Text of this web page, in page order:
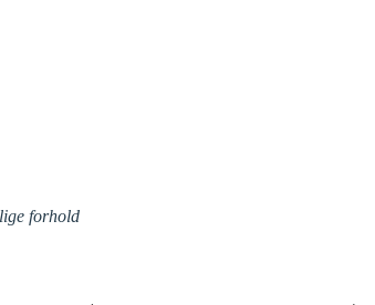
forhold